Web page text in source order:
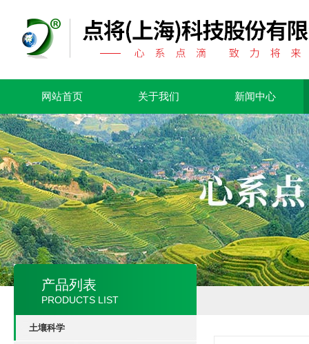
网站首页 关于我们 新闻中心
产品列表
PRODUCTS LIST
土壤科学